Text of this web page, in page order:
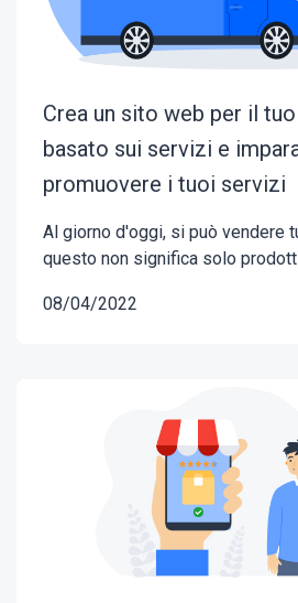
Crea un sito web per il
basato sui servizi e
promuovere i tuoi servizi
Al giorno d'oggi, si può vendere
questo non significa solo
08/04/2022